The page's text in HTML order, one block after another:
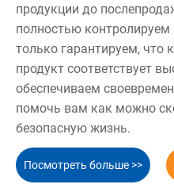
продукции до
полностью
только гарантируем,
продукт соответствует
обеспечиваем
помочь вам как можно
безопасную жизнь.
Посмотреть больше >>